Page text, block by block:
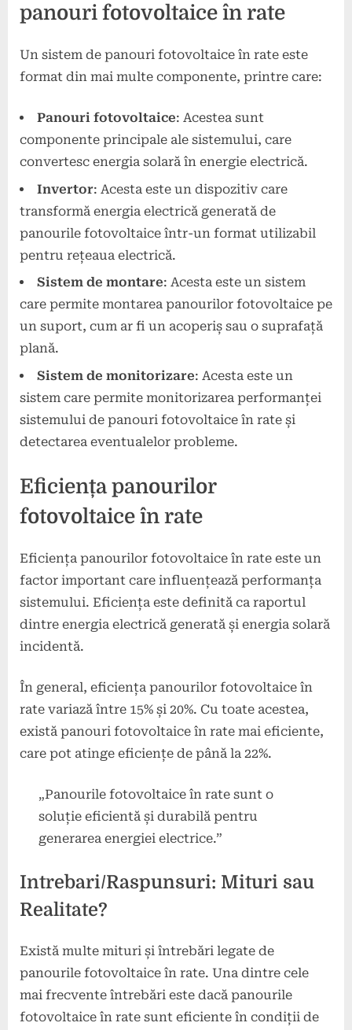
panouri fotovoltaice în rate
Un sistem de panouri fotovoltaice în rate este
format din mai multe componente, printre care:
Panouri fotovoltaice: Acestea sunt
componente principale ale sistemului, care
convertesc energia solară în energie electrică.
Invertor: Acesta este un dispozitiv care
transformă energia electrică generată de
panourile fotovoltaice într-un format utilizabil
pentru rețeaua electrică.
Sistem de montare: Acesta este un sistem
care permite montarea panourilor fotovoltaice pe
un suport, cum ar fi un acoperiș sau o suprafață
plană.
Sistem de monitorizare: Acesta este un
sistem care permite monitorizarea performanței
sistemului de panouri fotovoltaice în rate și
detectarea eventualelor probleme.
Eficiența panourilor
fotovoltaice în rate
Eficiența panourilor fotovoltaice în rate este un
factor important care influențează performanța
sistemului. Eficiența este definită ca raportul
dintre energia electrică generată și energia solară
incidentă.
În general, eficiența panourilor fotovoltaice în
rate variază între 15% și 20%. Cu toate acestea,
există panouri fotovoltaice în rate mai eficiente,
care pot atinge eficiențe de până la 22%.
„Panourile fotovoltaice în rate sunt o
soluție eficientă și durabilă pentru
generarea energiei electrice.”
Intrebari/Raspunsuri: Mituri sau
Realitate?
Există multe mituri și întrebări legate de
panourile fotovoltaice în rate. Una dintre cele
mai frecvente întrebări este dacă panourile
fotovoltaice în rate sunt eficiente în condiții de